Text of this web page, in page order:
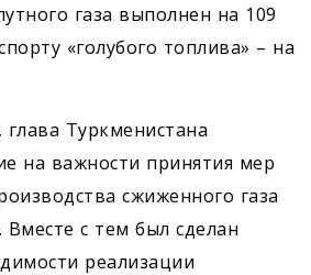
газа выполнен на 109
«голубого топлива» – на
Туркменистана
на важности принятия мер
сжиженного газа
с тем был сделан
реализации